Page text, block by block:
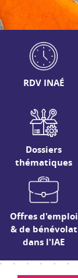
RDV INAÉ
Dossiers
thématiques
Offres d'emploi
& de bénévolat
dans l'IAE